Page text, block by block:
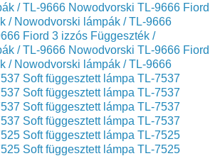
/ TL-9666 Nowodvorski TL-9666 Fiord
/ Nowodvorski lámpák / TL-9666
Fiord 3 izzós Függeszték /
/ TL-9666 Nowodvorski TL-9666 Fiord
/ Nowodvorski lámpák / TL-9666
Soft függesztett lámpa TL-7537
Soft függesztett lámpa TL-7537
Soft függesztett lámpa TL-7537
Soft függesztett lámpa TL-7537
Soft függesztett lámpa TL-7525
Soft függesztett lámpa TL-7525